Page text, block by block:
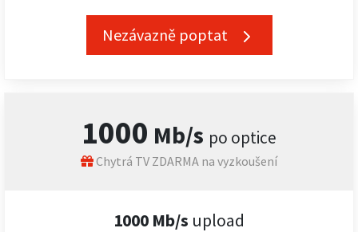
Nezávazně poptat
1000 Mb/s po optice
Chytrá TV ZDARMA na vyzkoušení
1000 Mb/s upload